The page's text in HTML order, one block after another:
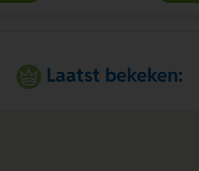
Laatst bekeken: